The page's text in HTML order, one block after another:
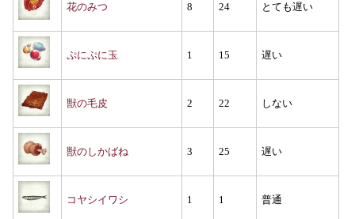
花のみつ 8 24 とても遅い
ぷにぷに玉 1 15 遅い
獣の毛皮 2 22 しない
獣のしかばね 3 25 遅い
コヤシイワシ 1 1 普通